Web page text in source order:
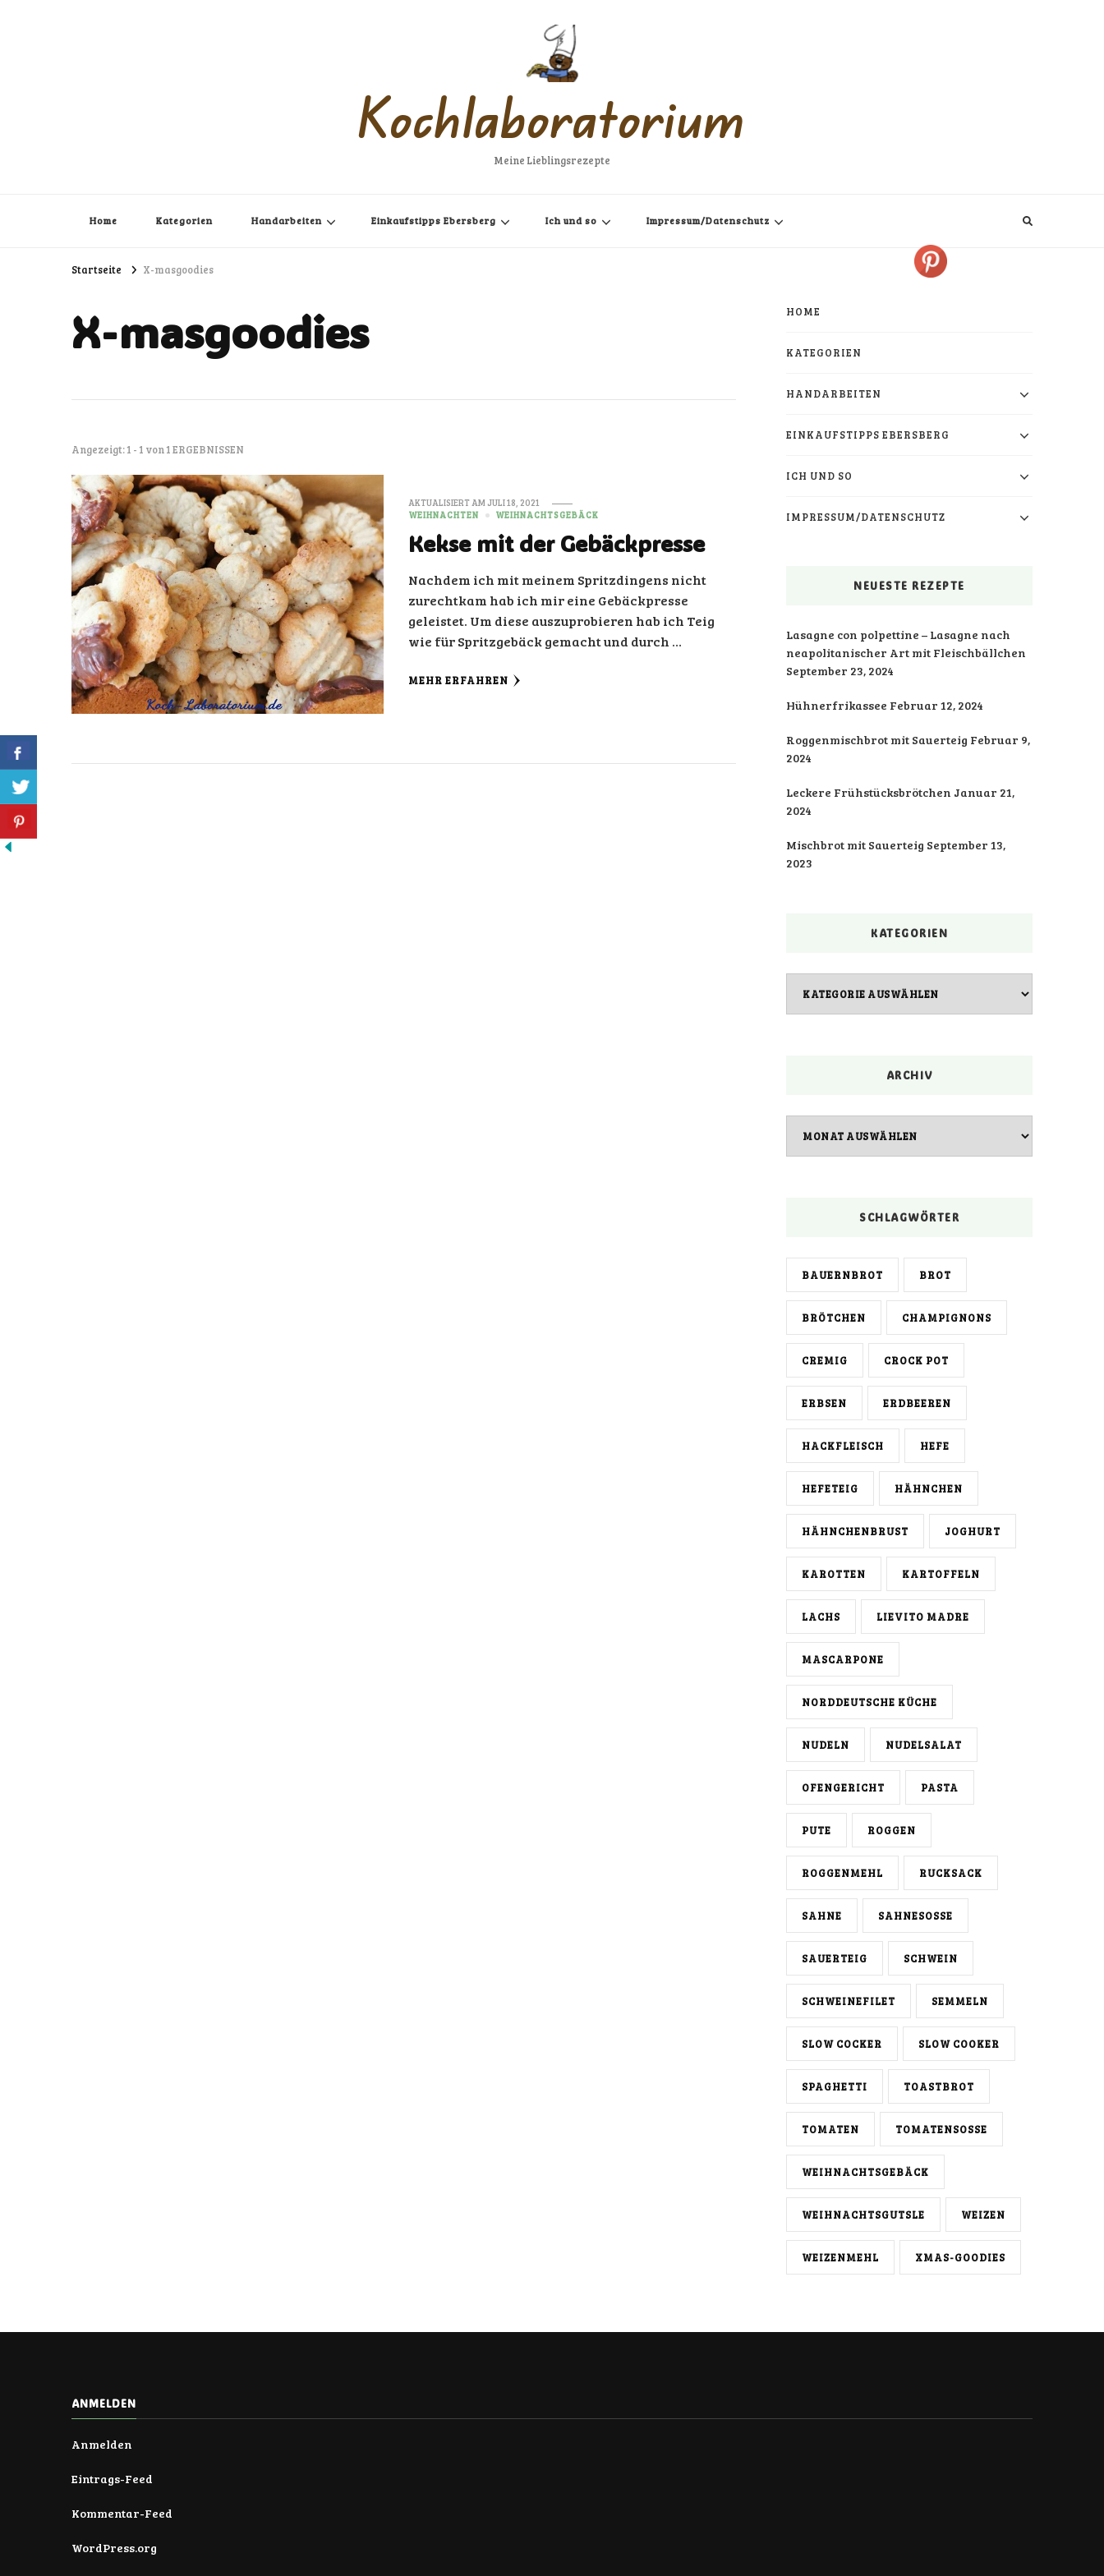
Kochlaboratorium
Meine Lieblingsrezepte
Home Kategorien Handarbeiten Einkaufstipps Ebersberg Ich und so Impressum/Datenschutz
Startseite X-masgoodies
X-masgoodies
Angezeigt: 1 - 1 von 1 ERGEBNISSEN
AKTUALISIERT AMJULI 18, 2021
WEIHNACHTEN
WEIHNACHTSGEBÄCK
Kekse mit der Gebäckpresse
Nachdem ich mit meinem Spritzdingens nicht
zurechtkam hab ich mir eine Gebäckpresse
geleistet. Um diese auszuprobieren hab ich Teig
wie für Spritzgebäck gemacht und durch …
MEHR ERFAHREN
HOME
KATEGORIEN
HANDARBEITEN
EINKAUFSTIPPS EBERSBERG
ICH UND SO
IMPRESSUM/DATENSCHUTZ
NEUESTE REZEPTE
Lasagne con polpettine – Lasagne nach
neapolitanischer Art mit Fleischbällchen
September 23, 2024
Hühnerfrikassee Februar 12, 2024
Roggenmischbrot mit Sauerteig Februar 9,
2024
Leckere Frühstücksbrötchen Januar 21,
2024
Mischbrot mit Sauerteig September 13,
2023
KATEGORIEN
ARCHIV
SCHLAGWÖRTER
BAUERNBROT BROT
BRÖTCHEN CHAMPIGNONS
CREMIG CROCK POT
ERBSEN ERDBEEREN
HACKFLEISCH HEFE
HEFETEIG HÄHNCHEN
HÄHNCHENBRUST JOGHURT
KAROTTEN KARTOFFELN
LACHS LIEVITO MADRE
MASCARPONE
NORDDEUTSCHE KÜCHE
NUDELN NUDELSALAT
OFENGERICHT PASTA
PUTE ROGGEN
ROGGENMEHL RUCKSACK
SAHNE SAHNESOSSE
SAUERTEIG SCHWEIN
SCHWEINEFILET SEMMELN
SLOW COCKER SLOW COOKER
SPAGHETTI TOASTBROT
TOMATEN TOMATENSOSSE
WEIHNACHTSGEBÄCK
WEIHNACHTSGUTSLE WEIZEN
WEIZENMEHL XMAS-GOODIES
ANMELDEN
Anmelden
Eintrags-Feed
Kommentar-Feed
WordPress.org